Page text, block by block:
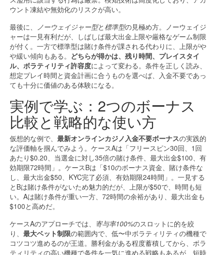
ウント凍結や無効化のリスクが高い。
最後に、
ノーウェイジャー型と標準型の見極め方。ノーウェイジ
ャーは一見有利だが、しばしば最大出金上限や厳格なゲーム制限
が付く。一方で標準型は賭け条件が課される代わりに、上限がや
や緩い傾向もある。 どちらが得かは、残り時間、プレイスタイ
ル、ボラティリティ許容度によって変わる。条件を正しく読み、
想定プレイ時間と資金計画に合うものを選べば、入金不要であっ
ても十分に価値のある体験になる。
実例で学ぶ：2つのボーナス
比較と戦略的な使い方
仮想的な例で、 最新オンラインカジノ入金不要ボーナスの実践的
な評価軸を掴んでみよう。ケースAは「フリースピン30回、1回
あたり$0.20、当選金に対し35倍の賭け条件、最大出金$100、有
効期限72時間」。ケースBは「$10のボーナス資金、賭け条件な
し、最大出金$50、KYC完了必須、有効期限24時間」。一見する
とBは賭け条件がないため魅力的だが、上限が$50で、時間も短
い。Aは賭け条件が重い一方、72時間の余裕があり、最大出金も
$100と高めだ。
ケースAのアプローチでは、 寄与率100%のスロットに的を絞
り、 最大ベット制限の範囲内で、低〜中ボラティリティの機種で
コツコツ進めるのが王道。勝利金がある程度蓄積してから、ボラ
ティリティの高い機種で条件を一気に進める戦略もあるが、短時